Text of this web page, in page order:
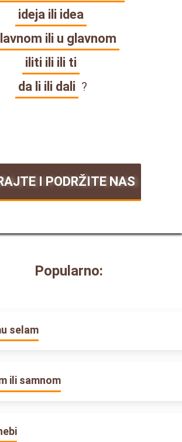
ideja ili idea
ili u glavnom
iliti ili ili ti
da li ili dali ?
I PODRŽITE NAS
Popularno:
selam
ili samnom